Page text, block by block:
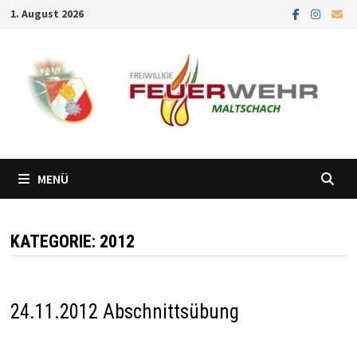
Zum
springen
1. August 2026
MENÜ
KATEGORIE: 2012
24.11.2012 Abschnittsübung